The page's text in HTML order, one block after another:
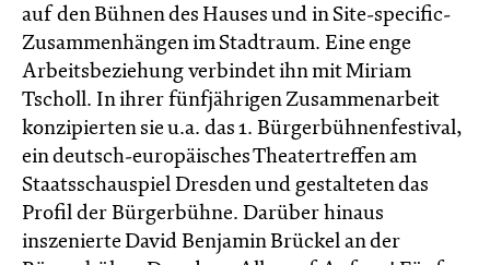
auf den Bühnen des Hauses und in Site-specific-
Zusammenhängen im Stadtraum. Eine enge
Arbeitsbeziehung verbindet ihn mit Miriam
Tscholl. In ihrer fünfjährigen Zusammenarbeit
konzipierten sie u.a. das 1. Bürgerbühnenfestival,
ein deutsch-europäisches Theatertreffen am
Staatsschauspiel Dresden und gestalteten das
Profil der Bürgerbühne. Darüber hinaus
inszenierte David Benjamin Brückel an der